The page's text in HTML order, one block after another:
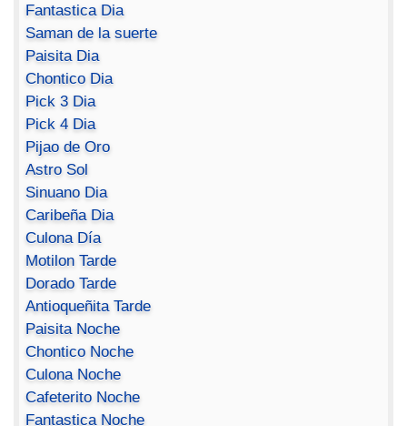
Fantastica Dia
Saman de la suerte
Paisita Dia
Chontico Dia
Pick 3 Dia
Pick 4 Dia
Pijao de Oro
Astro Sol
Sinuano Dia
Caribeña Dia
Culona Día
Motilon Tarde
Dorado Tarde
Antioqueñita Tarde
Paisita Noche
Chontico Noche
Culona Noche
Cafeterito Noche
Fantastica Noche